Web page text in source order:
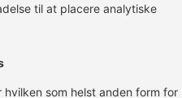
til at placere analytiske
som helst anden form for